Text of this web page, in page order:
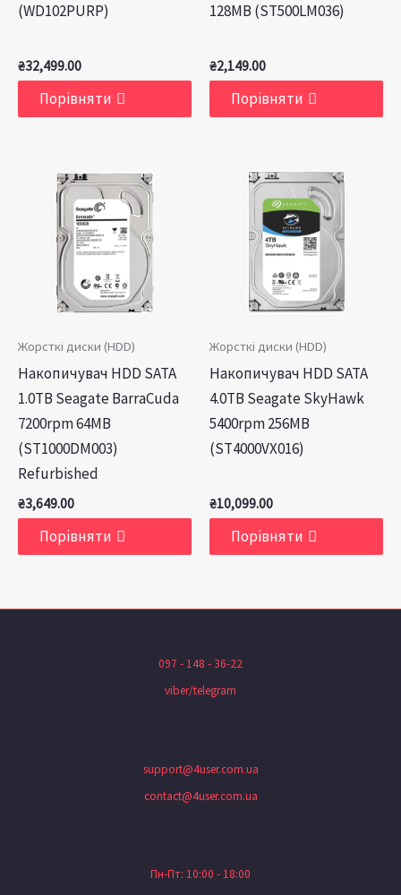
(WD102PURP)
₴32,499.00
Порівняти
128MB (ST500LM036)
₴2,149.00
Порівняти
Жорсткі диски (HDD)
Накопичувач HDD SATA
1.0TB Seagate BarraCuda
7200rpm 64MB
(ST1000DM003)
Refurbished
₴3,649.00
Порівняти
Жорсткі диски (HDD)
Накопичувач HDD SATA
4.0TB Seagate SkyHawk
5400rpm 256MB
(ST4000VX016)
₴10,099.00
Порівняти
097 - 148 - 36-22
viber/telegram
support@4user.com.ua
contact@4user.com.ua
Пн-Пт: 10:00 - 18:00